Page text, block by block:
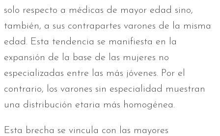
solo respecto a médicas de mayor edad sino,
también, a sus contrapartes varones de la misma
edad. Esta tendencia se manifiesta en la
expansión de la base de las mujeres no
especializadas entre las más jóvenes. Por el
contrario, los varones sin especialidad muestran
una distribución etaria más homogénea.
Esta brecha se vincula con las mayores